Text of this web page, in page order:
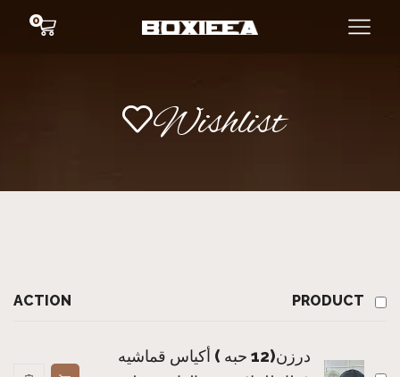
0
Wishlist
PRODUCT
ACTION
درزن(12 حبه ) أكياس قماشيه